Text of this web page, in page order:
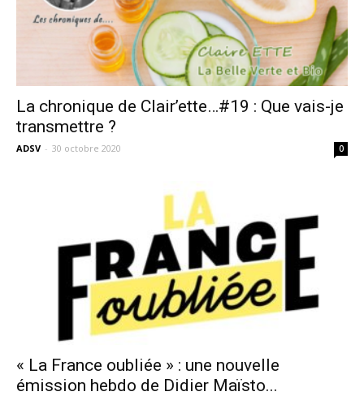
voix
La chronique de Clair’ette…#19 : Que vais-je
transmettre ?
ADSV - 30 octobre 2020 0
« La France oubliée » : une nouvelle
émission hebdo de Didier Maïsto...